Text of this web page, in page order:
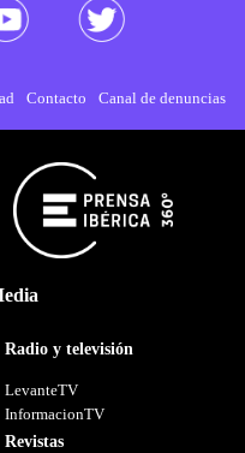
Contacto Canal de denuncias
Radio y televisión
LevanteTV
InformacionTV
Revistas